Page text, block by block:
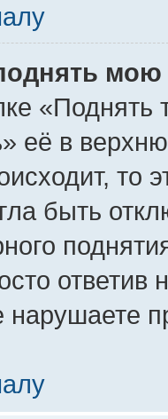
мою
«Поднять
её в
то
быть
ответив